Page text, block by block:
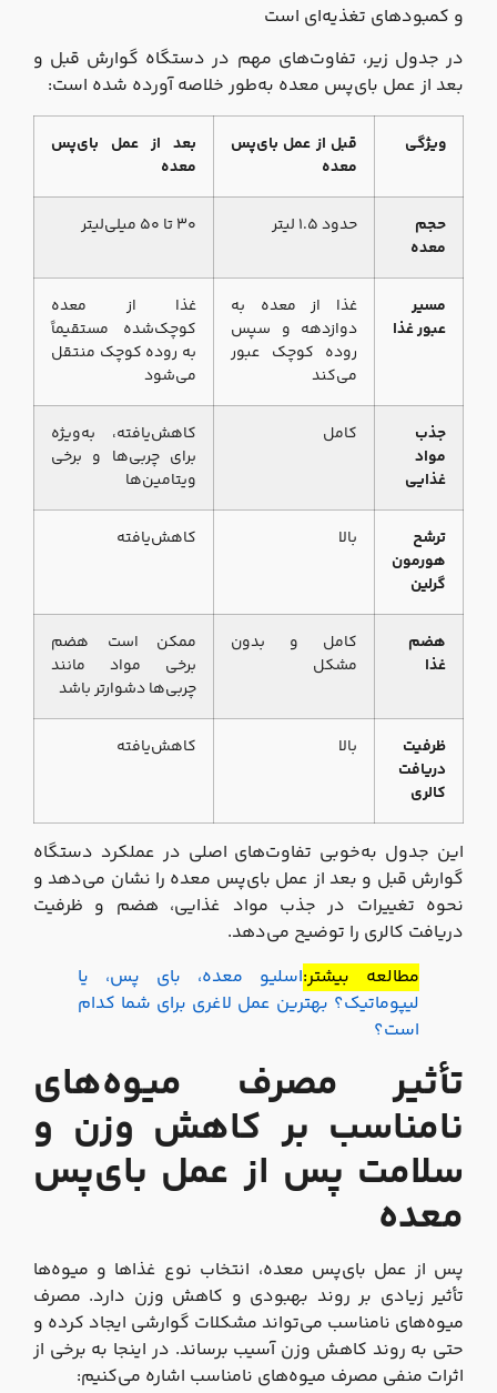
و کمبودهای تغذیه‌ای است
در جدول زیر، تفاوت‌های مهم در دستگاه گوارش قبل و
بعد از عمل بای‌پس معده به‌طور خلاصه آورده شده است:
ویژگی
قبل از عمل بای‌پس
معده
بعد از عمل بای‌پس
معده
حجم
معده
حدود ۱.۵ لیتر ۳۰ تا ۵۰ میلی‌لیتر
مسیر
عبور غذا
غذا از معده به
دوازدهه و سپس
روده کوچک عبور
می‌کند
غذا از معده
کوچک‌شده مستقیماً
به روده کوچک منتقل
می‌شود
جذب
مواد
غذایی
کامل
کاهش‌یافته، به‌ویژه
برای چربی‌ها و برخی
ویتامین‌ها
ترشح
هورمون
گرلین
بالا کاهش‌یافته
هضم
غذا
کامل و بدون
مشکل
ممکن است هضم
برخی مواد مانند
چربی‌ها دشوارتر باشد
ظرفیت
دریافت
کالری
بالا کاهش‌یافته
این جدول به‌خوبی تفاوت‌های اصلی در عملکرد دستگاه
گوارش قبل و بعد از عمل بای‌پس معده را نشان می‌دهد و
نحوه تغییرات در جذب مواد غذایی، هضم و ظرفیت
دریافت کالری را توضیح می‌دهد.
مطالعه بیشتر:اسلیو معده، بای پس، یا
لیپوماتیک؟ بهترین عمل لاغری برای شما کدام
است؟
تأثیر مصرف میوه‌های
نامناسب بر کاهش وزن و
سلامت پس از عمل بای‌پس
معده
پس از عمل بای‌پس معده، انتخاب نوع غذاها و میوه‌ها
تأثیر زیادی بر روند بهبودی و کاهش وزن دارد. مصرف
میوه‌های نامناسب می‌تواند مشکلات گوارشی ایجاد کرده و
حتی به روند کاهش وزن آسیب برساند. در اینجا به برخی از
اثرات منفی مصرف میوه‌های نامناسب اشاره می‌کنیم: